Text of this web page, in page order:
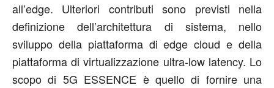
all’edge. Ulteriori contributi sono previsti nella
definizione dell’architettura di sistema, nello
sviluppo della piattaforma di edge cloud e della
piattaforma di virtualizzazione ultra-low latency. Lo
scopo di 5G ESSENCE è quello di fornire una